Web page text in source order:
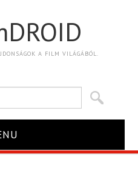
A FILM VILÁGÁBÓL.